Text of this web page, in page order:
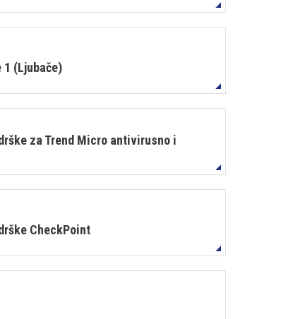
(Ljubače)
za Trend Micro antivirusno i
CheckPoint